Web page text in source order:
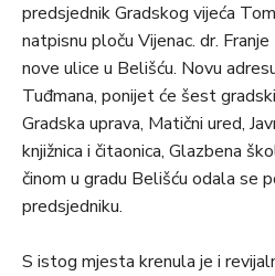
predsjednik Gradskog vijeća
natpisnu ploču Vijenac. dr.
nove ulice u Belišću. Novu
Tuđmana, ponijet će šest
Gradska uprava, Matični ured,
knjižnica i čitaonica, Glazbena
činom u gradu Belišću odala se
predsjedniku.
S istog mjesta krenula je i